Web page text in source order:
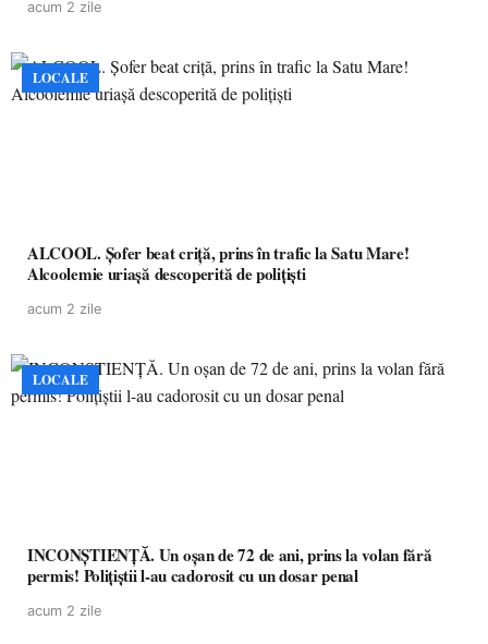
acum 2 zile
LOCALE
ALCOOL. Șofer beat criță, prins în trafic la Satu Mare!
Alcoolemie uriașă descoperită de polițiști
acum 2 zile
LOCALE
INCONȘTIENȚĂ. Un oșan de 72 de ani, prins la volan fără
permis! Polițiștii l-au cadorosit cu un dosar penal
acum 2 zile